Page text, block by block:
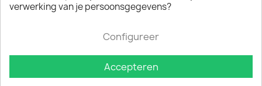
 IN WINKELWAGEN
Minimale afname van het product is 50.
verwerking van je persoonsgegevens?
Configureer
Accepteren